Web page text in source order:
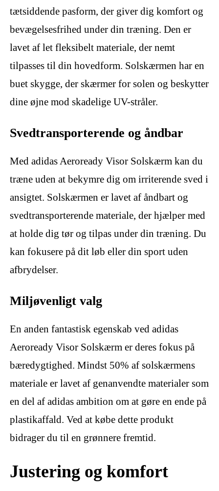
tætsiddende pasform, der giver dig komfort og
bevægelsesfrihed under din træning. Den er
lavet af let fleksibelt materiale, der nemt
tilpasses til din hovedform. Solskærmen har en
buet skygge, der skærmer for solen og beskytter
dine øjne mod skadelige UV-stråler.
Svedtransporterende og åndbar
Med adidas Aeroready Visor Solskærm kan du
træne uden at bekymre dig om irriterende sved i
ansigtet. Solskærmen er lavet af åndbart og
svedtransporterende materiale, der hjælper med
at holde dig tør og tilpas under din træning. Du
kan fokusere på dit løb eller din sport uden
afbrydelser.
Miljøvenligt valg
En anden fantastisk egenskab ved adidas
Aeroready Visor Solskærm er deres fokus på
bæredygtighed. Mindst 50% af solskærmens
materiale er lavet af genanvendte materialer som
en del af adidas ambition om at gøre en ende på
plastikaffald. Ved at købe dette produkt
bidrager du til en grønnere fremtid.
Justering og komfort